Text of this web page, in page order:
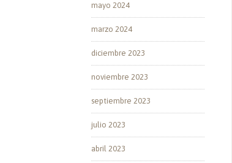
mayo 2024
marzo 2024
diciembre 2023
noviembre 2023
septiembre 2023
julio 2023
abril 2023